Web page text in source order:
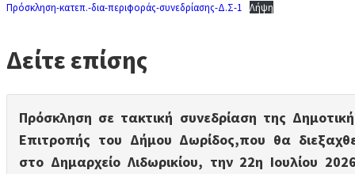
Πρόσκληση-κατεπ.-δια-περιφοράς-συνεδρίασης-Δ.Σ-1 Λήψη
Δείτε επίσης
Πρόσκληση σε τακτική συνεδρίαση της
Επιτροπής του Δήμου Δωρίδος,που θα
στο Δημαρχείο Λιδωρικίου, την 22η Ιουλίου